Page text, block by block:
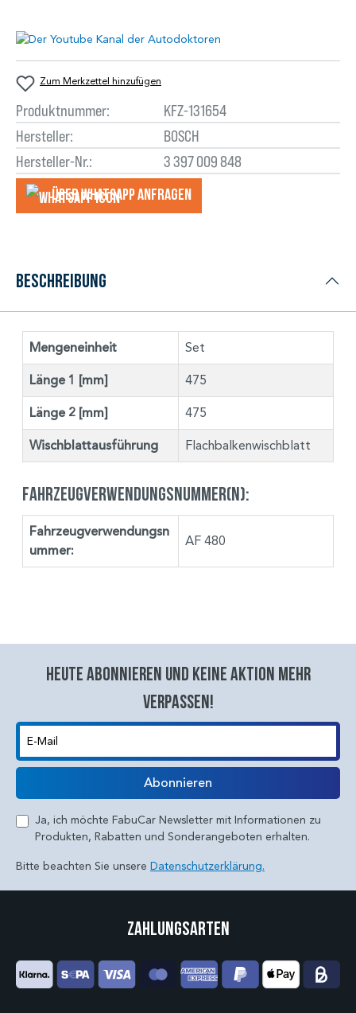
Zum Merkzettel hinzufügen
Produktnummer:
KFZ-131654
Hersteller:
BOSCH
Hersteller-Nr.:
3 397 009 848
Über WhatsApp anfragеn
Beschreibung
Mengeneinheit Set
Länge 1 [mm] 475
Länge 2 [mm] 475
Wischblattausführung Flachbalkenwischblatt
Fahrzeugverwendungsnummer(n):
Fahrzeugverwendungsn
ummer:
AF 480
Heute abonnieren und keine aktion mehr
verpassen!
E-Mail
Abonnieren
Ja, ich möchte FabuCar Newsletter mit Informationen zu
Produkten, Rabatten und Sonderangeboten erhalten.
Bitte beachten Sie unsere Datenschutzerklärung.
Zahlungsarten